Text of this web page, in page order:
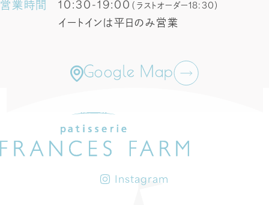
営業時間 10:30-19:00 （ラストオーダー18:30）
イートインは平日のみ営業
Google Map
Instagram